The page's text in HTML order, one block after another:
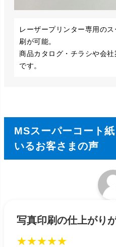
レーザープリンター専用の
刷が可能。
商品カタログ・チラシや会
です。
MSスーパーコート
いるお客さまの声
写真印刷の仕上がり
★★★★★